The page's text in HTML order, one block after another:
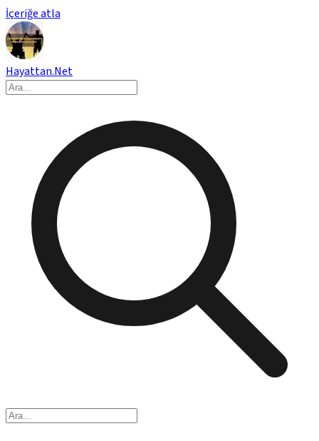
İçeriğe atla
Hayattan.Net